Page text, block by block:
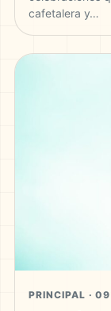
cafetalera y…
PRINCIPAL ·